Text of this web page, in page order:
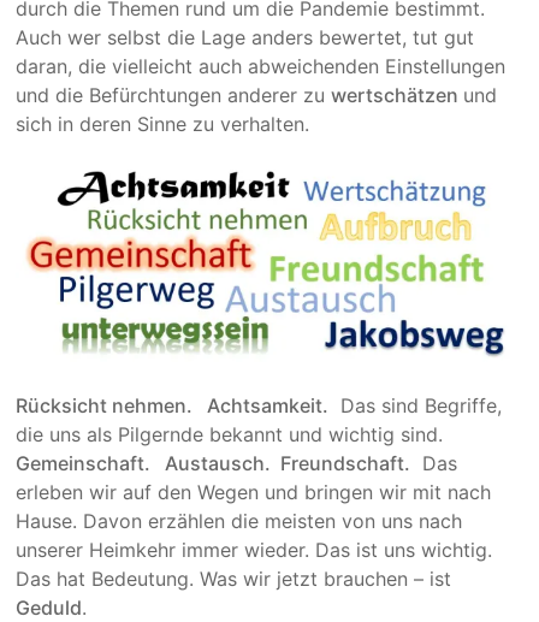
durch die Themen rund um die Pandemie bestimmt.
Auch wer selbst die Lage anders bewertet, tut gut
daran, die viel­leicht auch abwei­chen­den Einstel­lungen
und die Befürch­tungen anderer zuwertschät­zen und
sich in deren Sinne zu verhalten.
Rücksicht nehmen. Achtsamkeit. Das sind Begriffe,
die uns als Pilgernde bekannt und wichtig sind.
Gemeinschaft. Austausch. Freundschaft. Das
erleben wir auf den Wegen und bringen wir mit nach
Hause. Davon erzählen die meisten von uns nach
unserer Heimkehr im­mer wieder. Das ist uns wichtig.
Das hat Bedeutung. Was wir jetzt brauchen – ist
Geduld.